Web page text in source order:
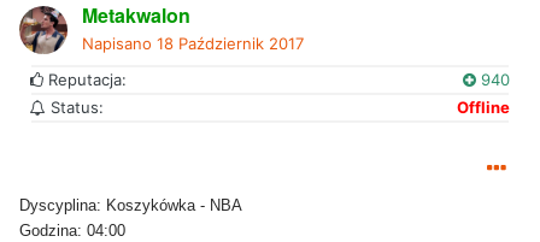
Metakwalon
Napisano 18 Październik 2017
Reputacja:
940
Status:
Offline
Dyscyplina: Koszykówka - NBA
Godzina: 04:00